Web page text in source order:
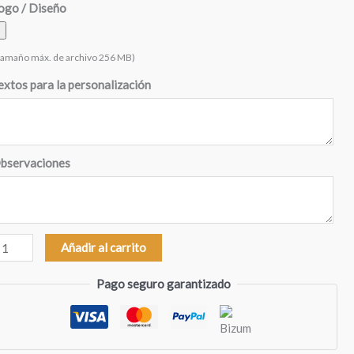
/ Diseño
máx. de archivo 256 MB)
para la personalización
Añadir al carrito
Pago seguro garantizado